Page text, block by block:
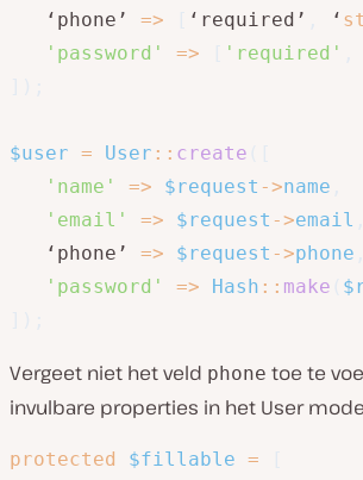
   ‘phone’
=> ‘required’ ‘
'password'
=> 'required'
$user = User :: create
'name'
=> $request ->name
'email'
=> $request ->email
   ‘phone’
=> $request ->phone
'password'
=> Hash :: make
Vergeet niet het veld phone toe te
invulbare properties in het User
protected $fillable =